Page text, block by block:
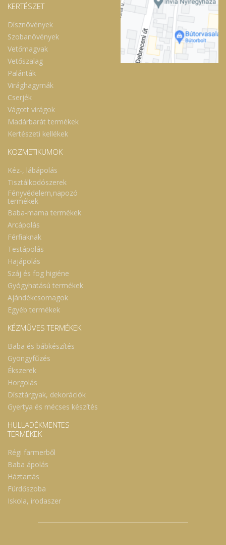
KERTÉSZET
Dísznövények
Szobanövények
Vetőmagvak
Vetőszalag
Palánták
Virághagymák
Cserjék
Vágott virágok
Madárbarát termékek
Kertészeti kellékek
KOZMETIKUMOK
Kéz-, lábápolás
Tisztálkodószerek
Fényvédelem,napozó
termékek
Baba-mama termékek
Arcápolás
Férfiaknak
Testápolás
Hajápolás
Száj és fog higiéne
Gyógyhatású termékek
Ajándékcsomagok
Egyéb termékek
KÉZMŰVES TERMÉKEK
Baba és bábkészítés
Gyöngyfűzés
Ékszerek
Horgolás
Dísztárgyak, dekorációk
Gyertya és mécses készítés
HULLADÉKMENTES
TERMÉKEK
Régi farmerből
Baba ápolás
Háztartás
Fürdőszoba
Iskola, irodaszer